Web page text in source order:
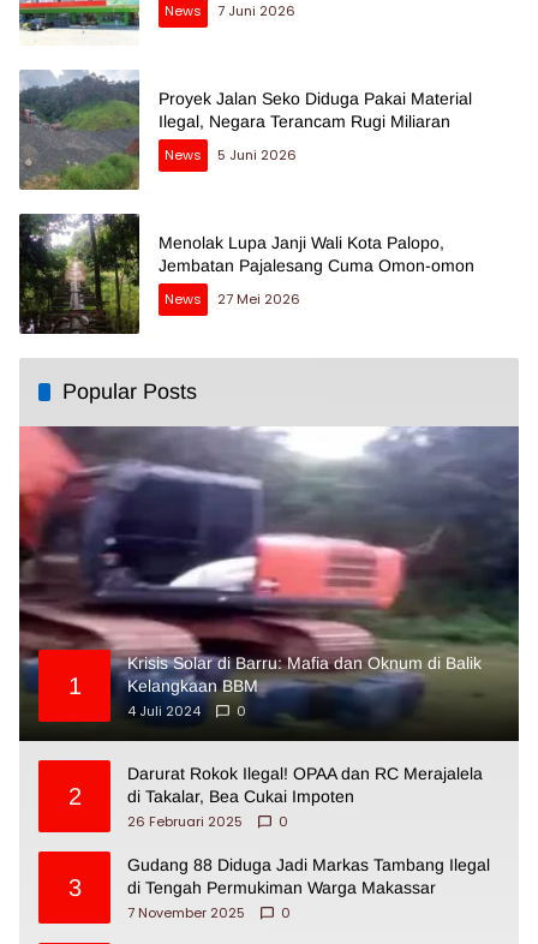
News
7 Juni 2026
Proyek Jalan Seko Diduga Pakai Material
Ilegal, Negara Terancam Rugi Miliaran
News
5 Juni 2026
Menolak Lupa Janji Wali Kota Palopo,
Jembatan Pajalesang Cuma Omon-omon
News
27 Mei 2026
Popular Posts
1
Krisis Solar di Barru: Mafia dan Oknum di Balik
Kelangkaan BBM
4 Juli 2024
0
2
Darurat Rokok Ilegal! OPAA dan RC Merajalela
di Takalar, Bea Cukai Impoten
26 Februari 2025
0
3
Gudang 88 Diduga Jadi Markas Tambang Ilegal
di Tengah Permukiman Warga Makassar
7 November 2025
0